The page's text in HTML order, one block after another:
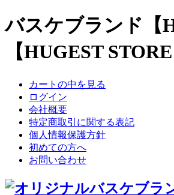
バスケブランド【
【HUGEST
カートの中を見る
ログイン
会社概要
特定商取引に関する表記
個人情報保護方針
初めての方へ
お問い合わせ